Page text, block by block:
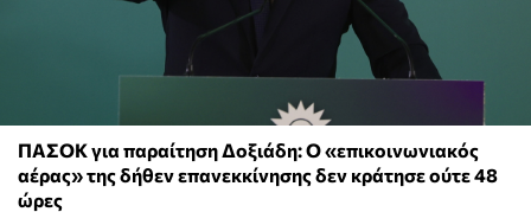
ΠΑΣΟΚ για παραίτηση Δοξιάδη: Ο «επικοινωνιακός
αέρας» της δήθεν επανεκκίνησης δεν κράτησε ούτε 48
ώρες